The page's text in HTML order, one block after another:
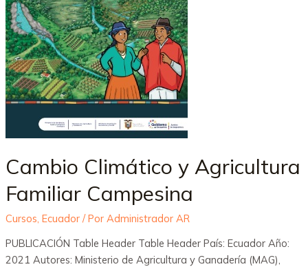
Cambio Climático y Agricultura
Familiar Campesina
Cursos, Ecuador/ Por Administrador AR
PUBLICACIÓN Table Header Table Header País: Ecuador Año:
2021 Autores: Ministerio de Agricultura y Ganadería (MAG),